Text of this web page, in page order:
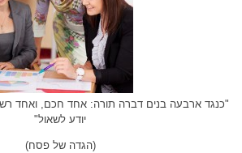
"כנגד ארבעה בנים דברה תורה: אחד חכם, ואחד
יודע לשאול"
(הגדה של פסח)